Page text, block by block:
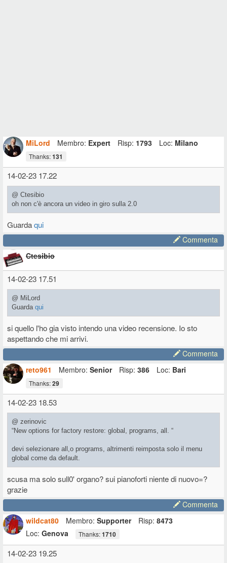
MiLord Membro: Expert Risp: 1793 Loc: Milano
Thanks:131
14-02-23 17.22
@ Ctesibio
oh non c'è ancora un video in giro sulla 2.0
Guardaqui
Commenta
Ctesibio
14-02-23 17.51
@ MiLord
Guarda qui
si quello l'ho gia visto intendo una video recensione. Io sto
aspettando che mi arrivi.
Commenta
reto961
Membro: Senior Risp: 386 Loc: Bari
Thanks:29
14-02-23 18.53
@ zerinovic
“New options for factory restore: global, programs, all. “
devi selezionare all,o programs, altrimenti reimposta solo il menu
global come da default.
scusa ma solo sull0' organo? sui pianoforti niente di nuovo=?
grazie
Commenta
wildcat80
Membro: Supporter Risp: 8473
Loc: Genova Thanks:1710
14-02-23 19.25